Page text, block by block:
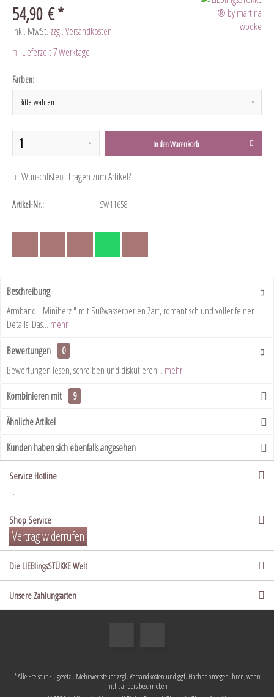
54,90 € *
inkl. MwSt. zzgl. Versandkosten
Lieferzeit 7 Werktage
Farben:
In denWarenkorb
Wunschliste Fragen zum Artikel?
Artikel-Nr.: SW11658
Beschreibung
Armband " Miniherz " mit Süßwasserperlen Zart, romantisch und voller feiner
Details: Das... mehr
Bewertungen
0
Bewertungen lesen, schreiben und diskutieren... mehr
Kombinieren mit
9
Ähnliche Artikel
Kunden haben sich ebenfalls angesehen
Service Hotline
...
Shop Service
Vertrag widerrufen
Die LIEBlingsSTÜKKE Welt
Unsere Zahlungsarten
* Alle Preise inkl. gesetzl. Mehrwertsteuer zzgl.Versandkosten und ggf. Nachnahmegebühren, wenn
nicht anders beschrieben